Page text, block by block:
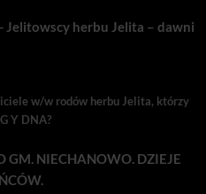
- Jelitowscy herbu Jelita – dawni
w/w rodów herbu Jelita, którzy
Y DNA?
GM. NIECHANOWO. DZIEJE